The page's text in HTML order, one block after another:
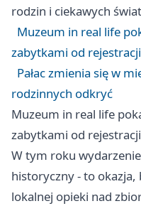
rodzin i ciekawych
Muzeum in real life
zabytkami od
Pałac zmienia się w
rodzinnych odkryć
Muzeum in real life
zabytkami od
W tym roku
historyczny - to
lokalnej opieki nad